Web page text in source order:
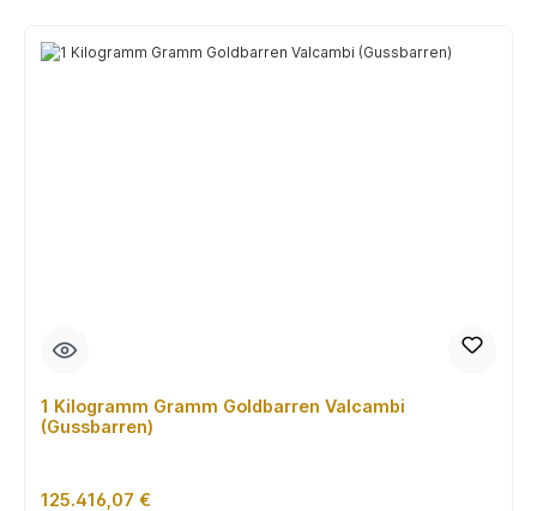
1 Kilogramm Gramm Goldbarren Valcambi
(Gussbarren)
Regulärer Preis:
125.416,07 €